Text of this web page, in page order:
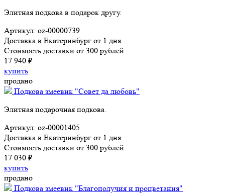
Элитная подкова в подарок другу.
Артикул: oz-00000739
Доставка в Екатеринбург от 1 дня
Стоимость доставки от 300 рублей
17 940 ₽
купить
продано
Подкова змеевик "Совет да любовь"
Элитная подарочная подкова.
Артикул: oz-00001405
Доставка в Екатеринбург от 1 дня
Стоимость доставки от 300 рублей
17 030 ₽
купить
продано
Подкова змеевик "Благополучия и процветания"